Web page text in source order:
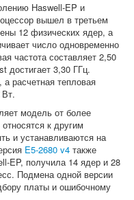
Haswell-EP и
вышел в третьем
12 физических ядер, а
число одновременно
частота составляет 2,50
достигает 3,30 ГГц.
расчетная тепловая
модель от более
к другим
и устанавливаются на
E5-2680 v4 также
EP, получила 14 ядер и 28
Подмена одной версии
платы и ошибочному